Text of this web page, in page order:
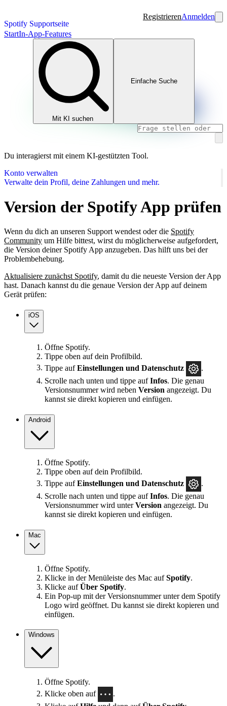
Spotify Supportseite
RegistrierenAnmelden
StartIn-App-Features
Mit KI suchen
Einfache Suche
Du interagierst mit einem KI-gestützten Tool.
Konto verwalten
Verwalte dein Profil, deine Zahlungen und mehr.
Version der Spotify App prüfen
Wenn du dich an unseren Support wendest oder die Spotify
Community um Hilfe bittest, wirst du möglicherweise aufgefordert,
die Version deiner Spotify App anzugeben. Das hilft uns bei der
Problembehebung.
Aktualisiere zunächst Spotify, damit du die neueste Version der App
hast. Danach kannst du die genaue Version der App auf deinem
Gerät prüfen:
iOS
Öffne Spotify.
Tippe oben auf dein Profilbild.
Tippe aufEinstellungen und Datenschutz
.
Scrolle nach unten und tippe aufInfos. Die genau
Versionsnummer wird neben Version angezeigt. Du
kannst sie direkt kopieren und einfügen.
Android
Öffne Spotify.
Tippe oben auf dein Profilbild.
Tippe aufEinstellungen und Datenschutz
.
Scrolle nach unten und tippe aufInfos. Die genau
Versionsnummer wird unterVersion angezeigt. Du
kannst sie direkt kopieren und einfügen.
Mac
Öffne Spotify.
Klicke in der Menüleiste des Mac aufSpotify.
Klicke aufÜber Spotify.
Ein Pop-up mit der Versionsnummer unter dem Spotify
Logo wird geöffnet. Du kannst sie direkt kopieren und
einfügen.
Windows
Öffne Spotify.
Klicke oben auf
.